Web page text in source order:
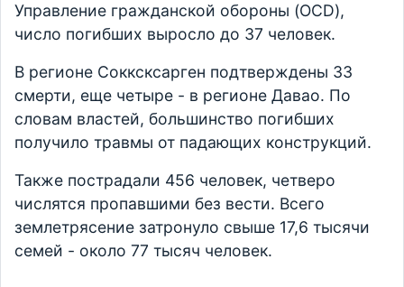
Управление гражданской обороны (OCD),
число погибших выросло до 37 человек.
В регионе Сокксксарген подтверждены 33
смерти, еще четыре - в регионе Давао. По
словам властей, большинство погибших
получило травмы от падающих конструкций.
Также пострадали 456 человек, четверо
числятся пропавшими без вести. Всего
землетрясение затронуло свыше 17,6 тысячи
семей - около 77 тысяч человек.